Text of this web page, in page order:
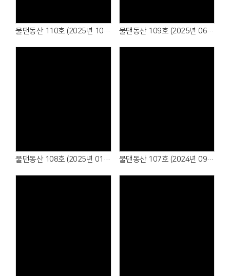
물댄동산 110호 (2025년 10월) 물댄동산 109호 (2025년 06월)
물댄동산 108호 (2025년 01월) 물댄동산 107호 (2024년 09월)